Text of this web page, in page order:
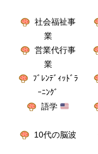
社会福祉事
業
営業代行事
業
ﾌﾞﾚﾝﾃﾞｨｯﾄﾞﾗ
ｰﾆﾝｸﾞ
語学
10代の脳波